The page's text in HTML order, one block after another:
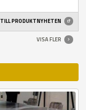
TILL PRODUKTNYHETEN
VISA FLER